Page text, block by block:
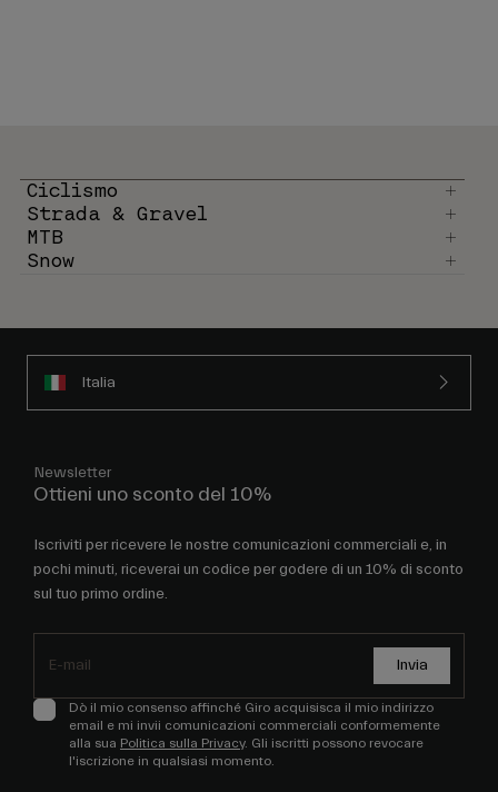
Ciclismo
Strada & Gravel
MTB
Snow
Italia
Newsletter
Ottieni uno sconto del 10%
Iscriviti per ricevere le nostre comunicazioni commerciali e, in
pochi minuti, riceverai un codice per godere di un 10% di sconto
sul tuo primo ordine.
Invia
Dò il mio consenso affinché Giro acquisisca il mio indirizzo
email e mi invii comunicazioni commerciali conformemente
alla sua Politica sulla Privacy. Gli iscritti possono revocare
l'iscrizione in qualsiasi momento.